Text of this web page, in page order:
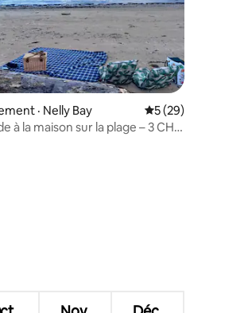
sur 5, 33 commentaires
· Nelly Bay Note moyenne de
5 (29)
à la maison sur la plage – 3 CH à